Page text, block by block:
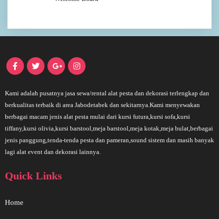
Kami adalah pusatnya jasa sewa/rental alat pesta dan dekorasi terlengkap dan
berkualitas terbaik di area Jabodetabek dan sekitarnya.Kami menyewakan
berbagai macam jenis alat pesta mulai dari kursi futura,kursi sofa,kursi
tiffany,kursi olivia,kursi barstool,meja barstool,meja kotak,meja bulat,berbagai
jenis panggung,tenda-tenda pesta dan pameran,sound sistem dan masih banyak
lagi alat event dan dekorasi lainnya.
Quick Links
Home